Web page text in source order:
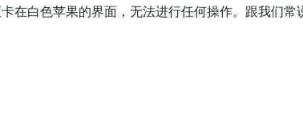
在白色苹果的界面，无法进行任何操作。跟我们常